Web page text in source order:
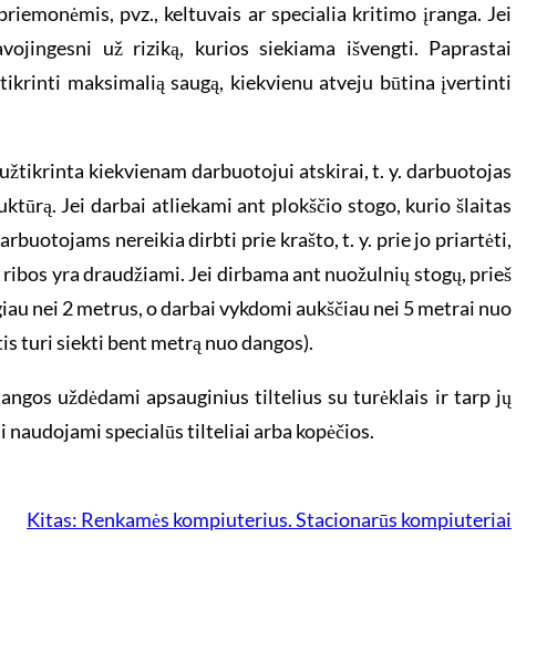
pvz., keltuvais ar specialia kritimo įranga. Jei
už riziką, kurios siekiama išvengti. Paprastai
maksimalią saugą, kiekvienu atveju būtina įvertinti
kiekvienam darbuotojui atskirai, t. y. darbuotojas
Jei darbai atliekami ant plokščio stogo, kurio šlaitas
nereikia dirbti prie krašto, t. y. prie jo priartėti,
yra draudžiami. Jei dirbama ant nuožulnių stogų, prieš
nei 2 metrus, o darbai vykdomi aukščiau nei 5 metrai nuo
turi siekti bent metrą nuo dangos).
uždėdami apsauginius tiltelius su turėklais ir tarp jų
specialūs tilteliai arba kopėčios.
Kitas: Renkamės kompiuterius. Stacionarūs kompiuteriai